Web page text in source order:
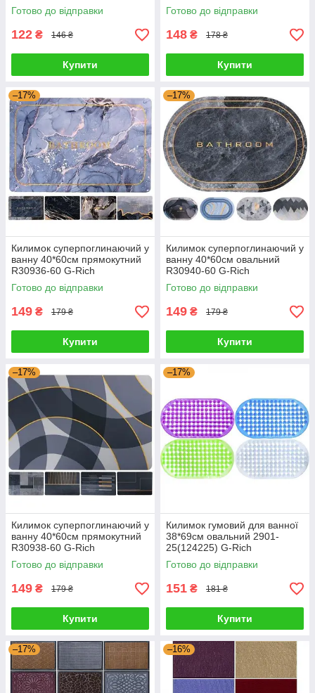
Готово до відправки
122 ₴ 146 ₴
Купити
Готово до відправки
148 ₴ 178 ₴
Купити
–17%
Килимок суперпоглинаючий у
ванну 40*60см прямокутний
R30936-60 G-Rich
Готово до відправки
149 ₴ 179 ₴
Купити
–17%
Килимок суперпоглинаючий у
ванну 40*60см овальний
R30940-60 G-Rich
Готово до відправки
149 ₴ 179 ₴
Купити
–17%
Килимок суперпоглинаючий у
ванну 40*60см прямокутний
R30938-60 G-Rich
Готово до відправки
149 ₴ 179 ₴
Купити
–17%
Килимок гумовий для ванної
38*69см овальний 2901-
25(124225) G-Rich
Готово до відправки
151 ₴ 181 ₴
Купити
–17% –16%